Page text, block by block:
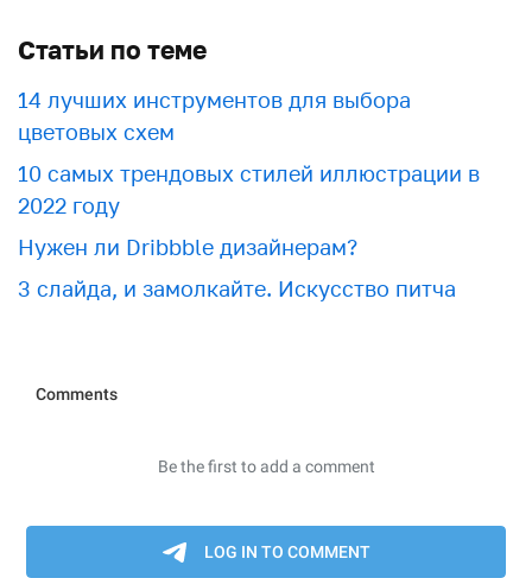
Статьи по теме
​​14 лучших инструментов для выбора
цветовых схем
10 самых трендовых стилей иллюстрации в
2022 году
Нужен ли Dribbble дизайнерам?
3 слайда, и замолкайте. Искусство питча